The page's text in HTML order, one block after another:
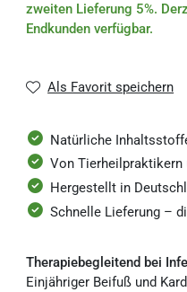
Alle 6 Wochen
Alle 3 Monate
Als Favorit speichern
zweiten Lieferung 5%.
Endkunden verfügbar.
Natürliche
Von Tierheilpraktikern
Hergestellt in
Schnelle Lieferung –
Therapiebegleitend bei
Einjähriger Beifuß und